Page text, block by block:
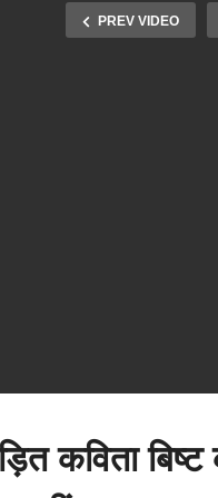
PREV VIDEO
कविता बिष्ट